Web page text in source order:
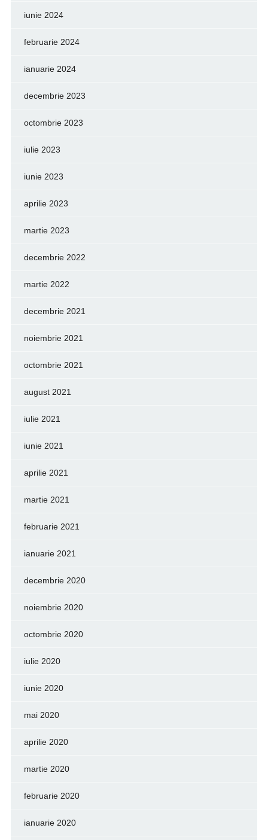
iunie 2024
februarie 2024
ianuarie 2024
decembrie 2023
octombrie 2023
iulie 2023
iunie 2023
aprilie 2023
martie 2023
decembrie 2022
martie 2022
decembrie 2021
noiembrie 2021
octombrie 2021
august 2021
iulie 2021
iunie 2021
aprilie 2021
martie 2021
februarie 2021
ianuarie 2021
decembrie 2020
noiembrie 2020
octombrie 2020
iulie 2020
iunie 2020
mai 2020
aprilie 2020
martie 2020
februarie 2020
ianuarie 2020